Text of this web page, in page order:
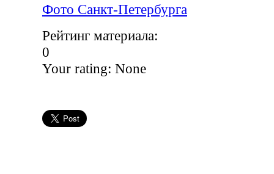
Фото Санкт-Петербурга
Рейтинг материала:
0
Your rating: None